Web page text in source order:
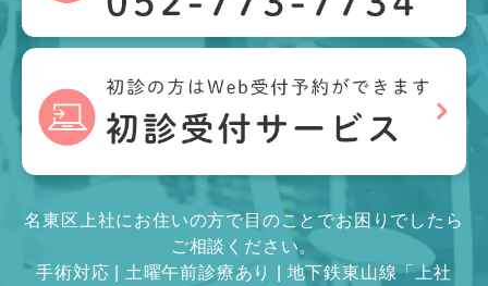
名東区上社にお住いの方で目のことでお困りでしたら
ご相談ください。
手術対応 | 土曜午前診療あり | 地下鉄東山線「上社